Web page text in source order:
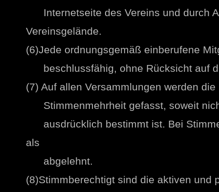
Internetseite des Vereins und durch
Vereinsgelände.
(6)Jede ordnungsgemäß einberufene
beschlussfähig, ohne Rücksicht auf
(7) Auf allen Versammlungen werden
Stimmenmehrheit gefasst, soweit
ausdrücklich bestimmt ist. Bei
als
abgelehnt.
(8)Stimmberechtigt sind die aktiven und